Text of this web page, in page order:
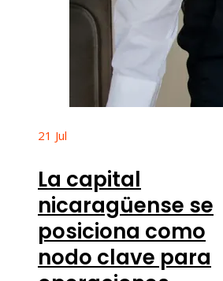
21 Jul
La capital
nicaragüense se
posiciona como
nodo clave para